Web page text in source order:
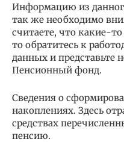
Информацию из
так же необходимо
считаете, что какие-
то обратитесь к
данных и представьте
Пенсионный фонд.
Сведения о
накоплениях. Здесь
средствах
пенсию.